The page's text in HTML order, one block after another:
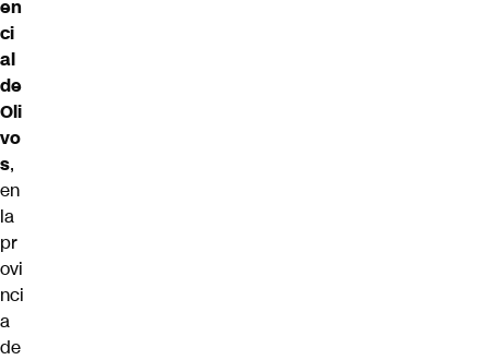
en
ci
al
de
Oli
vo
s,
en
la
pr
ovi
nci
a
de